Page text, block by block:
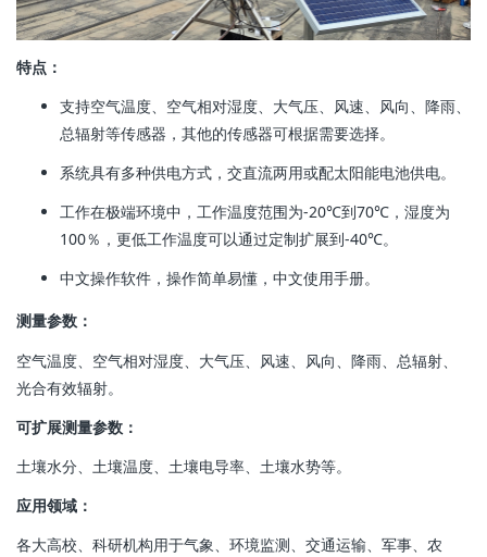
特点：
支持空气温度、空气相对湿度、大气压、风速、风向、降雨、
总辐射等传感器，其他的传感器可根据需要选择。
系统具有多种供电方式，交直流两用或配太阳能电池供电。
工作在极端环境中，工作温度范围为-20℃到70℃，湿度为
100％，更低工作温度可以通过定制扩展到-40℃。
中文操作软件，操作简单易懂，中文使用手册。
测量参数：
空气温度、空气相对湿度、大气压、风速、风向、降雨、总辐射、
光合有效辐射。
可扩展测量参数：
土壤水分、土壤温度、土壤电导率、土壤水势等。
应用领域：
各大高校、科研机构用于气象、环境监测、交通运输、军事、农